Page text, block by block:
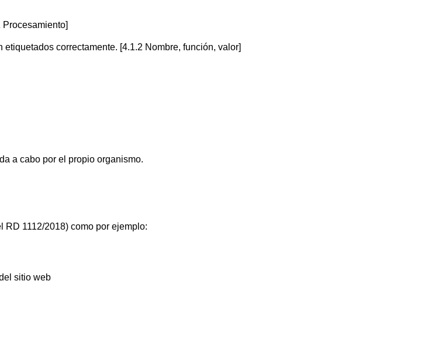
correctamente. [4.1.2 Nombre, función, valor]
a cabo por el propio organismo.
1112/2018) como por ejemplo:
sitio web